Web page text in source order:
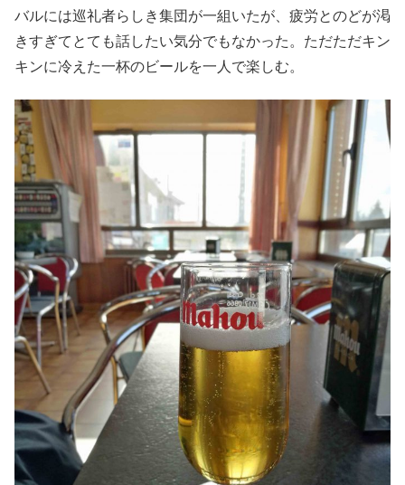
バルには巡礼者らしき集団が一組いたが、疲労とのどが渇
きすぎてとても話したい気分でもなかった。ただただキン
キンに冷えた一杯のビールを一人で楽しむ。